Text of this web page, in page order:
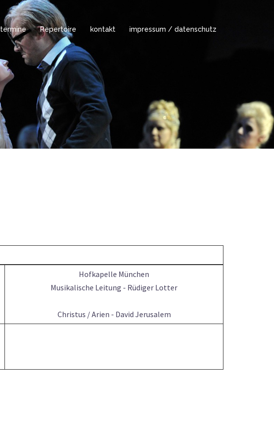
termine Repertoire kontakt impressum / datenschutz
Hofkapelle München
Musikalische Leitung - Rüdiger Lotter
Christus / Arien - David Jerusalem